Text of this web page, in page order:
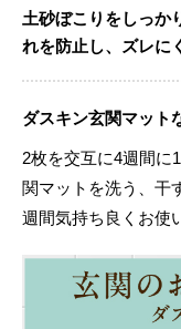
土砂ぼこりをしっか
れを防止し、ズレに
ダスキン玄関マット
2枚を交互に4週間に
関マットを洗う、干
週間気持ち良くお使